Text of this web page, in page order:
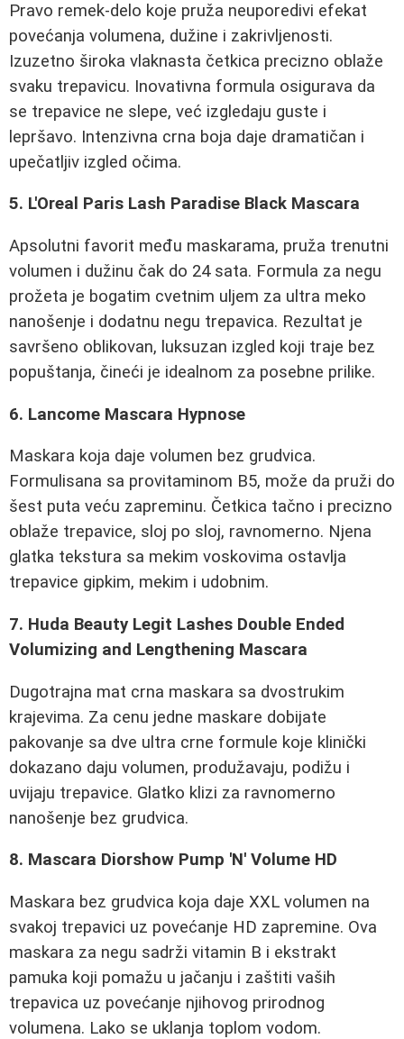
Pravo remek-delo koje pruža neuporedivi efekat
povećanja volumena, dužine i zakrivljenosti.
Izuzetno široka vlaknasta četkica precizno oblaže
svaku trepavicu. Inovativna formula osigurava da
se trepavice ne slepe, već izgledaju guste i
lepršavo. Intenzivna crna boja daje dramatičan i
upečatljiv izgled očima.
5. L'Oreal Paris Lash Paradise Black Mascara
Apsolutni favorit među maskarama, pruža trenutni
volumen i dužinu čak do 24 sata. Formula za negu
prožeta je bogatim cvetnim uljem za ultra meko
nanošenje i dodatnu negu trepavica. Rezultat je
savršeno oblikovan, luksuzan izgled koji traje bez
popuštanja, čineći je idealnom za posebne prilike.
6. Lancome Mascara Hypnose
Maskara koja daje volumen bez grudvica.
Formulisana sa provitaminom B5, može da pruži do
šest puta veću zapreminu. Četkica tačno i precizno
oblaže trepavice, sloj po sloj, ravnomerno. Njena
glatka tekstura sa mekim voskovima ostavlja
trepavice gipkim, mekim i udobnim.
7. Huda Beauty Legit Lashes Double Ended
Volumizing and Lengthening Mascara
Dugotrajna mat crna maskara sa dvostrukim
krajevima. Za cenu jedne maskare dobijate
pakovanje sa dve ultra crne formule koje klinički
dokazano daju volumen, produžavaju, podižu i
uvijaju trepavice. Glatko klizi za ravnomerno
nanošenje bez grudvica.
8. Mascara Diorshow Pump 'N' Volume HD
Maskara bez grudvica koja daje XXL volumen na
svakoj trepavici uz povećanje HD zapremine. Ova
maskara za negu sadrži vitamin B i ekstrakt
pamuka koji pomažu u jačanju i zaštiti vaših
trepavica uz povećanje njihovog prirodnog
volumena. Lako se uklanja toplom vodom.